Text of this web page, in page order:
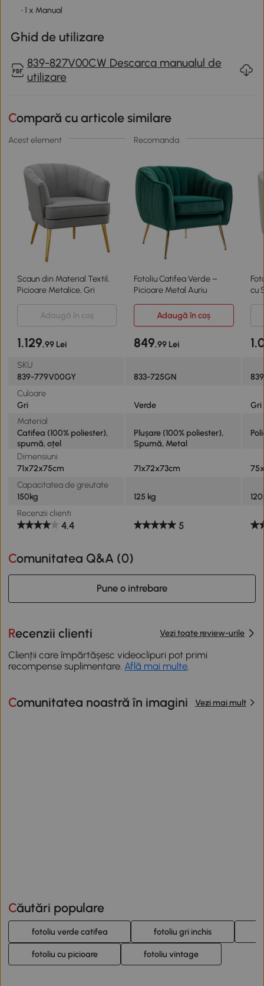
• 1 x Manual
Ghid de utilizare
839-827V00CW Descarca manualul de
utilizare
Compară cu articole similare
Acest element Recomanda
Scaun din Material Textil,
Picioare Metalice, Gri
Fotoliu Catifea Verde –
Picioare Metal Auriu
cu
Adaugă în coș
Adaugă în coș
1.129,99 Lei 849,99 Lei
SKU
839-779V00GY
833-725GN
Culoare
Gri
Verde
Gri
Material
Catifea (100% poliester),
spumă, oțel
Plușare (100% poliester),
Spumă, Metal
Dimensiuni
71x72x75cm
71x72x73cm
Capacitatea de greutate
150kg
125 kg
Recenzii clienti
4.4 5
Comunitatea Q&A (0)
Pune o intrebare
Recenzii clienti Vezi toate review-urile
Clienții care împărtășesc videoclipuri pot primi
recompense suplimentare. Află mai multe.
Comunitatea noastră în imagini Vezi mai mult
Căutări populare
fotoliu verde catifea fotoliu gri inchis
fotoliu cu picioare fotoliu vintage